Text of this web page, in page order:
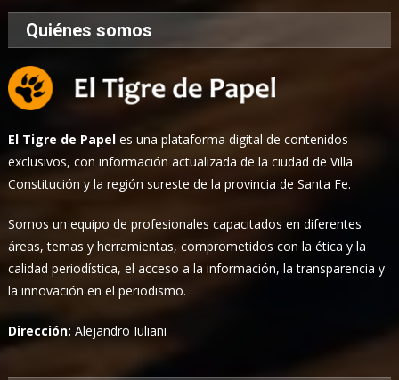
Quiénes somos
El Tigre de Papel es una plataforma digital de contenidos
exclusivos, con información actualizada de la ciudad de Villa
Constitución y la región sureste de la provincia de Santa Fe.
Somos un equipo de profesionales capacitados en diferentes
áreas, temas y herramientas, comprometidos con la ética y la
calidad periodística, el acceso a la información, la transparencia y
la innovación en el periodismo.
Dirección:Alejandro Iuliani